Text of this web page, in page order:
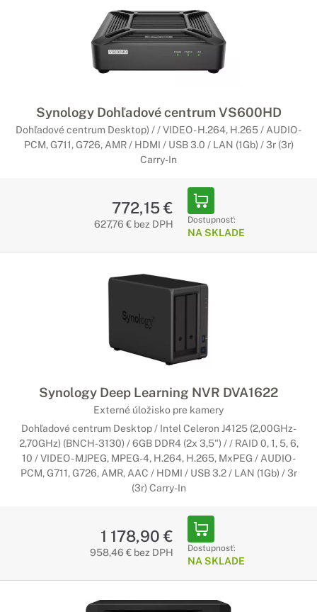
Synology Dohľadové centrum VS600HD
Dohľadové centrum Desktop) / / VIDEO - H.264, H.265 / AUDIO -
PCM, G711, G726, AMR / HDMI / USB 3.0 / LAN (1Gb) / 3r (3r)
Carry-In
772,15 €
627,76 € bez DPH Dostupnosť:
NA SKLADE
Synology Deep Learning NVR DVA1622
Externé úložisko pre kamery
Dohľadové centrum Desktop / Intel Celeron J4125 (2,00GHz-
2,70GHz) (BNCH-3130) / 6GB DDR4 (2x 3,5") / / RAID 0, 1, 5, 6,
10 / VIDEO - MJPEG, MPEG-4, H.264, H.265, MxPEG / AUDIO -
PCM, G711, G726, AMR, AAC / HDMI / USB 3.2 / LAN (1Gb) / 3r
(3r) Carry-In
1 178,90 €
958,46 € bez DPH Dostupnosť:
NA SKLADE